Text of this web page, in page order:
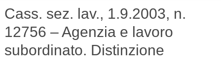
Cass. sez. lav., 1.9.2003, n.
12756 – Agenzia e lavoro
subordinato. Distinzione